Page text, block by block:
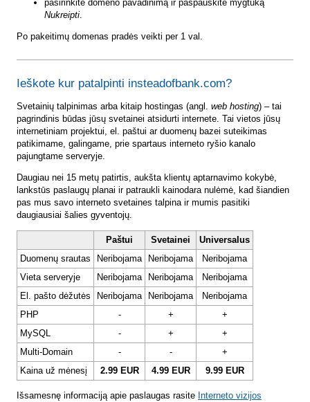
pasirinkite domeno pavadinimą ir paspauskite mygtuką
Nukreipti.
Po pakeitimų domenas pradės veikti per 1 val.
Ieškote kur patalpinti insteadofbank.com?
Svetainių talpinimas arba kitaip hostingas (angl. web hosting) – tai
pagrindinis būdas jūsų svetainei atsidurti internete. Tai vietos jūsų
internetiniam projektui, el. paštui ar duomenų bazei suteikimas
patikimame, galingame, prie spartaus interneto ryšio kanalo
pajungtame serveryje.
Daugiau nei 15 metų patirtis, aukšta klientų aptarnavimo kokybė,
lankstūs paslaugų planai ir patraukli kainodara nulėmė, kad šiandien
pas mus savo interneto svetaines talpina ir mumis pasitiki
daugiausiai šalies gyventojų.
Paštui Svetainei
Universalus
Duomenų srautas
Neribojama Neribojama
Neribojama
Vieta serveryje
Neribojama Neribojama
Neribojama
El. pašto dėžutės
Neribojama Neribojama
Neribojama
PHP
- +
+
MySQL
- +
+
Multi-Domain
- -
+
Kaina už mėnesį
2.99 EUR 4.99 EUR 9.99 EUR
Išsamesnę informaciją apie paslaugas rasite Interneto vizijos